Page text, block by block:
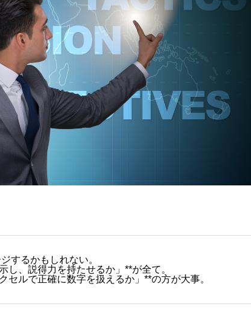
するかもしれない。
し、説得力を持たせるか」**が全て。
ルで正確に数字を扱えるか」**の方が大事。